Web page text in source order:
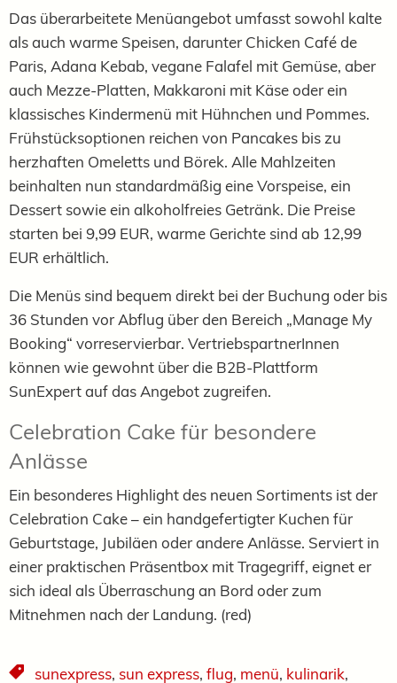
Das überarbeitete Menüangebot umfasst sowohl kalte
als auch warme Speisen, darunter Chicken Café de
Paris, Adana Kebab, vegane Falafel mit Gemüse, aber
auch Mezze-Platten, Makkaroni mit Käse oder ein
klassisches Kindermenü mit Hühnchen und Pommes.
Frühstücksoptionen reichen von Pancakes bis zu
herzhaften Omeletts und Börek. Alle Mahlzeiten
beinhalten nun standardmäßig eine Vorspeise, ein
Dessert sowie ein alkoholfreies Getränk. Die Preise
starten bei 9,99 EUR, warme Gerichte sind ab 12,99
EUR erhältlich.
Die Menüs sind bequem direkt bei der Buchung oder bis
36 Stunden vor Abflug über den Bereich „Manage My
Booking“ vorreservierbar. VertriebspartnerInnen
können wie gewohnt über die B2B-Plattform
SunExpert auf das Angebot zugreifen.
Celebration Cake für besondere
Anlässe
Ein besonderes Highlight des neuen Sortiments ist der
Celebration Cake – ein handgefertigter Kuchen für
Geburtstage, Jubiläen oder andere Anlässe. Serviert in
einer praktischen Präsentbox mit Tragegriff, eignet er
sich ideal als Überraschung an Bord oder zum
Mitnehmen nach der Landung. (red)
sunexpress, sun express, flug, menü, kulinarik,